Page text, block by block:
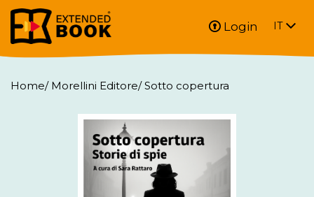
Login IT
Home/ Morellini Editore/ Sotto copertura